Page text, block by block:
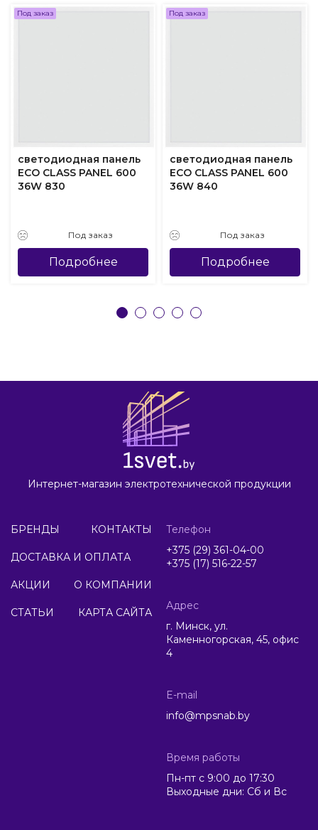
Под заказ
светодиодная панель
ECO CLASS PANEL 600
36W 830
Под заказ
Подробнее
Под заказ
светодиодная панель
ECO CLASS PANEL 600
36W 840
Под заказ
Подробнее
Интернет-магазин электротехнической продукции
БРЕНДЫ КОНТАКТЫ
ДОСТАВКА И ОПЛАТА
АКЦИИ О КОМПАНИИ
СТАТЬИ КАРТА САЙТА
Телефон
+375 (29) 361-04-00
+375 (17) 516-22-57
Адрес
г. Минск, ул.
Каменногорская, 45, офис
4
E-mail
info@mpsnab.by
Время работы
Пн-пт с 9:00 до 17:30
Выходные дни: Сб и Вс